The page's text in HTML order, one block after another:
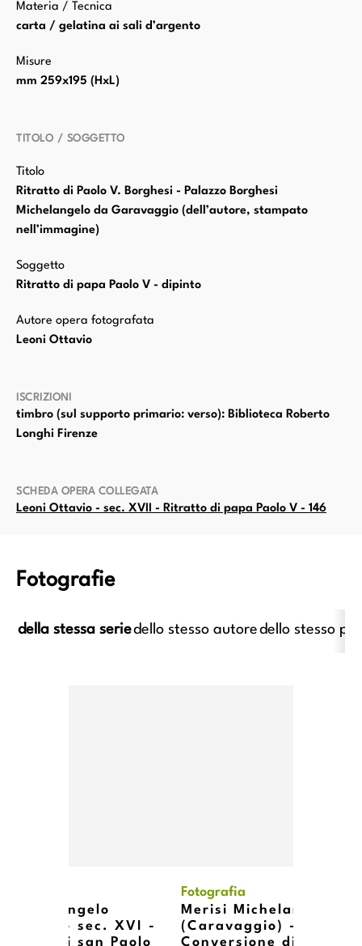
Materia / Tecnica
carta / gelatina ai sali d’argento
Misure
mm 259x195 (HxL)
TITOLO / SOGGETTO
Titolo
Ritratto di Paolo V. Borghesi - Palazzo Borghesi
Michelangelo da Garavaggio (dell’autore, stampato
nell’immagine)
Soggetto
Ritratto di papa Paolo V - dipinto
Autore opera fotografata
Leoni Ottavio
ISCRIZIONI
timbro (sul supporto primario: verso): Biblioteca Roberto
Longhi Firenze
SCHEDA OPERA COLLEGATA
Leoni Ottavio - sec. XVII - Ritratto di papa Paolo V - 146
Fotografie
della stessa seriedello stesso autoredello stesso
Michelangelo
- sec. XVI -
di san Paolo
Merisi Michelangelo
(Caravaggio) - sec.
Conversione di san
Fotografia